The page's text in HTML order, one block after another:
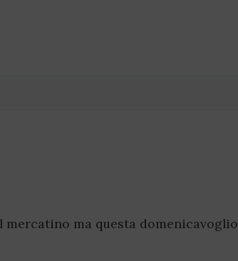
ma questa domenicavoglio